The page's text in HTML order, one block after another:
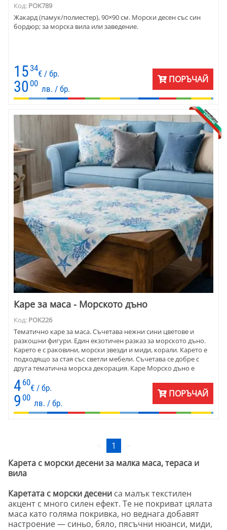
Код: POK789
Жакард (памук/полиестер), 90×90 см. Морски десен със син
бордюр; за морска вила или заведение.
15 34
€ / бр.
30 00
лв. / бр.
ПОРЪЧАЙ
Каре за маса - Морското дъно
Код: POK226
Тематично каре за маса. Съчетава нежни сини цветове и
разкошни фигури. Един екзотичен разказ за морското дъно.
Карето е с раковини, морски звезди и миди, корали. Карето е
подходящо за стая със светли мебели. Съчетава се добре с
друга тематична морска декорация. Каре Морско дъно е
подходящо за заведения близо до плаж, кафене, бистро.
4 60
€ / бр.
9 00
лв. / бр.
ПОРЪЧАЙ
1
Карета с морски десени за малка маса, тераса и
вила
Каретата с морски десени са малък текстилен
акцент с много силен ефект. Те не покриват цялата
маса като голяма покривка, но веднага добавят
настроение — синьо, бяло, пясъчни нюанси, миди,